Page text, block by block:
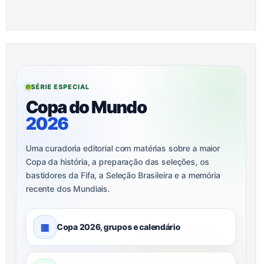
SÉRIE ESPECIAL
Copa do Mundo
2026
Uma curadoria editorial com matérias sobre a maior
Copa da história, a preparação das seleções, os
bastidores da Fifa, a Seleção Brasileira e a memória
recente dos Mundiais.
▦ Copa 2026, grupos e calendário